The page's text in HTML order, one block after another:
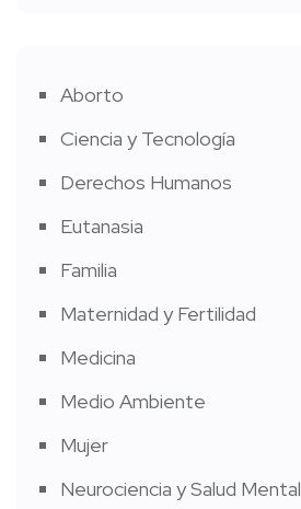
Aborto
Ciencia y Tecnología
Derechos Humanos
Eutanasia
Familia
Maternidad y Fertilidad
Medicina
Medio Ambiente
Mujer
Neurociencia y Salud Mental